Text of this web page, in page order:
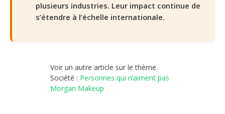
plusieurs industries. Leur impact continue de
s’étendre à l’échelle internationale.
Voir un autre article sur le thème
Société : Personnes qui n’aiment pas
Morgan Makeup